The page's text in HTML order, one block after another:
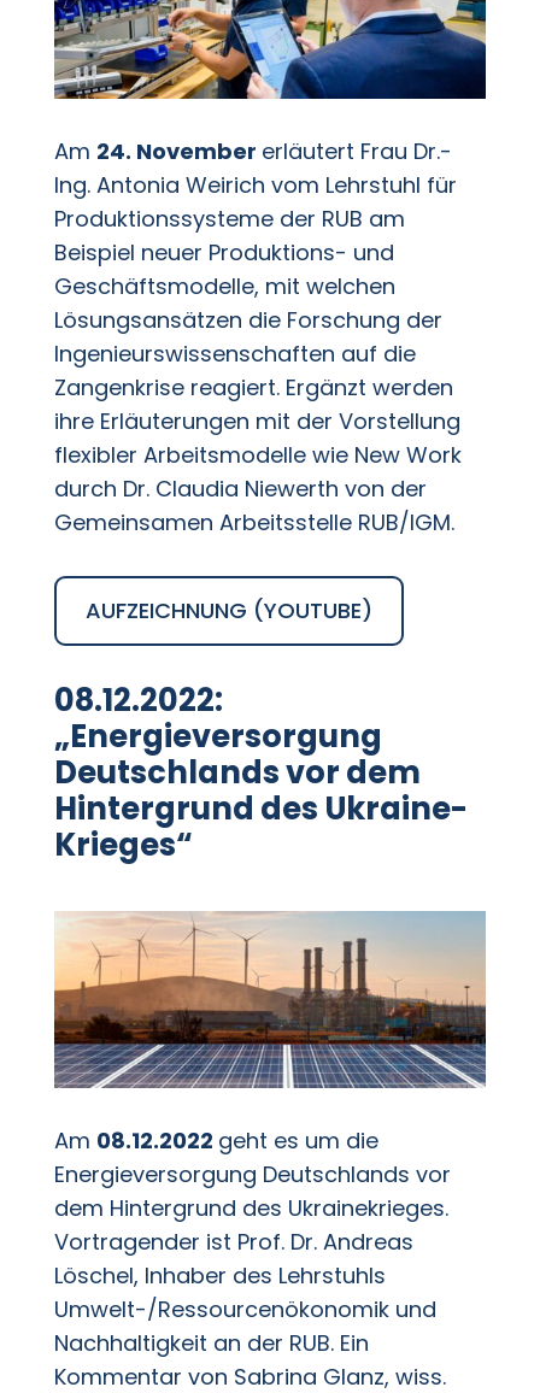
Am 24. November erläutert Frau Dr.-
Ing. Antonia Weirich vom Lehrstuhl für
Produktionssysteme der RUB am
Beispiel neuer Produktions- und
Geschäftsmodelle, mit welchen
Lösungsansätzen die Forschung der
Ingenieurswissenschaften auf die
Zangenkrise reagiert. Ergänzt werden
ihre Erläuterungen mit der Vorstellung
flexibler Arbeitsmodelle wie New Work
durch Dr. Claudia Niewerth von der
Gemeinsamen Arbeitsstelle RUB/IGM.
AUFZEICHNUNG (YOUTUBE)
08.12.2022:
„Energieversorgung
Deutschlands vor dem
Hintergrund des Ukraine-
Krieges“
Am 08.12.2022 geht es um die
Energieversorgung Deutschlands vor
dem Hintergrund des Ukrainekrieges.
Vortragender ist Prof. Dr. Andreas
Löschel, Inhaber des Lehrstuhls
Umwelt-/Ressourcenökonomik und
Nachhaltigkeit an der RUB. Ein
Kommentar von Sabrina Glanz, wiss.